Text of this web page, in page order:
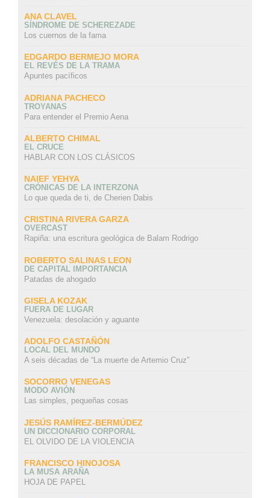
ANA CLAVEL
SÍNDROME DE SCHEREZADE
Los cuernos de la fama
EDGARDO BERMEJO MORA
EL REVÉS DE LA TRAMA
Apuntes pacíficos
ADRIANA PACHECO
TROYANAS
Para entender el Premio Aena
ALBERTO CHIMAL
EL CRUCE
HABLAR CON LOS CLÁSICOS
NAIEF YEHYA
CRÓNICAS DE LA INTERZONA
Lo que queda de ti, de Cherien Dabis
CRISTINA RIVERA GARZA
OVERCAST
Rapiña: una escritura geológica de Balam Rodrigo
ROBERTO SALINAS LEON
DE CAPITAL IMPORTANCIA
Patadas de ahogado
GISELA KOZAK
FUERA DE LUGAR
Venezuela: desolación y aguante
ADOLFO CASTAÑÓN
LOCAL DEL MUNDO
A seis décadas de “La muerte de Artemio Cruz”
SOCORRO VENEGAS
MODO AVIÓN
Las simples, pequeñas cosas
JESÚS RAMÍREZ-BERMÚDEZ
UN DICCIONARIO CORPORAL
EL OLVIDO DE LA VIOLENCIA
FRANCISCO HINOJOSA
LA MUSA ARAÑA
HOJA DE PAPEL